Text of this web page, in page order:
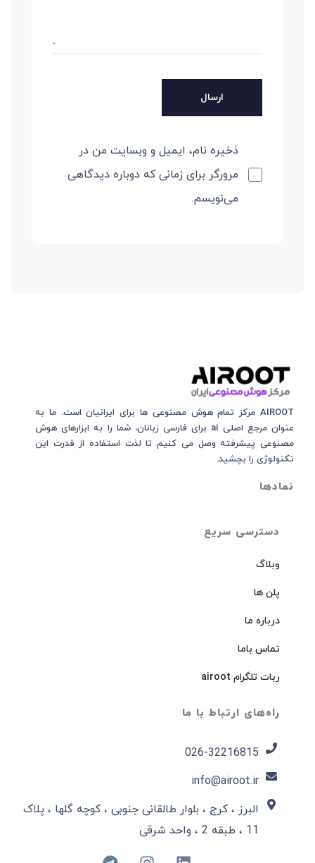
ذخیره نام، ایمیل و وبسایت من در
مرورگر برای زمانی که دوباره دیدگاهی
می‌نویسم.
دسترسی سریع
وبلاگ
پلن ها
درباره ما
تماس باما
ربات تلگرام airoot
راه‌های ارتباط با ما
026-32216815​
info@airoot.ir
البرز ، کرج ، بلوار طالقانی جنوبی ، کوچه گلها ، پلاک
11 ، طبقه 2 ، واحد شرقی
AIROOT مرکز تمام هوش مصنوعی‌‌‌ ها برای ایرانیان است. ما به
عنوان مرجع اصلی ai برای فارسی زبانان، شما را به ابزارهای هوش
مصنوعی پیشرفته وصل می کنیم تا لذت استفاده از قدرت این
تکنولوژی را بچشید.
نمادها